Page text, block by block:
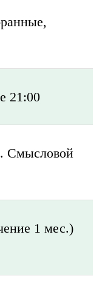
21:00
Смысловой
1 мес.)